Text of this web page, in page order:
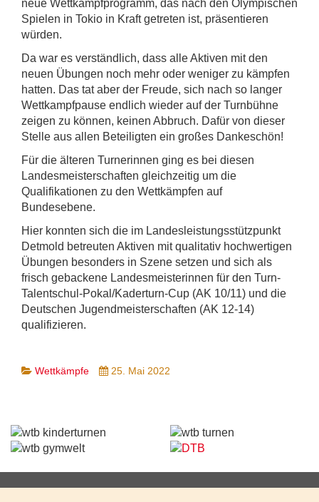
neue Wettkampfprogramm, das nach den Olympischen
Spielen in Tokio in Kraft getreten ist, präsentieren
würden.
Da war es verständlich, dass alle Aktiven mit den
neuen Übungen noch mehr oder weniger zu kämpfen
hatten. Das tat aber der Freude, sich nach so langer
Wettkampfpause endlich wieder auf der Turnbühne
zeigen zu können, keinen Abbruch. Dafür von dieser
Stelle aus allen Beteiligten ein großes Dankeschön!
Für die älteren Turnerinnen ging es bei diesen
Landesmeisterschaften gleichzeitig um die
Qualifikationen zu den Wettkämpfen auf
Bundesebene.
Hier konnten sich die im Landesleistungsstützpunkt
Detmold betreuten Aktiven mit qualitativ hochwertigen
Übungen besonders in Szene setzen und sich als
frisch gebackene Landesmeisterinnen für den Turn-
Talentschul-Pokal/Kaderturn-Cup (AK 10/11) und die
Deutschen Jugendmeisterschaften (AK 12-14)
qualifizieren.
Wettkämpfe 25. Mai 2022